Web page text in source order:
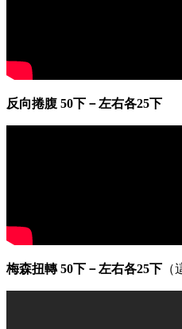
反向捲腹 50下－左右各25下
梅森扭轉 50下－左右各25下